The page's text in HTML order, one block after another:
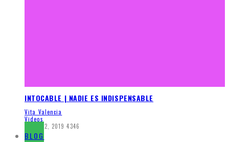
INTOCABLE | NADIE ES INDISPENSABLE
Vita Valencia
Videos
marzo 2, 2019 4346
BLOG